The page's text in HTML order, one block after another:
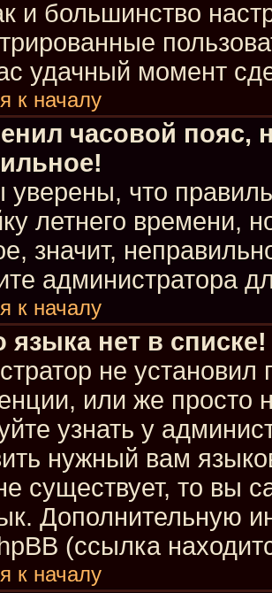
и большинство
удачный момент
к началу
часовой пояс,
уверены, что
летнего времени,
значит,
администратора
к началу
языка нет в списке!
не
или же просто
узнать у
нужный вам
существует, то вы
Дополнительную
(ссылка
к началу